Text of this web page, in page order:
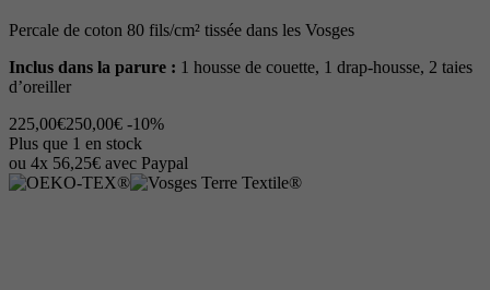
Percale de coton 80 fils/cm² tissée dans les Vosges
Inclus dans la parure : 1 housse de couette, 1 drap-housse, 2 taies
d’oreiller
225,00€250,00€ -10%
Plus que 1 en stock
ou 4x 56,25€ avec Paypal